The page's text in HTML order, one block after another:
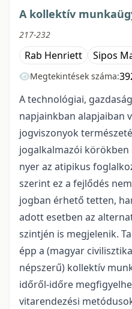
A kollektív
217-232
Rab Henriett Sipos
Megtekintések száma:
A technológiai,
napjainkban alapjaiban
jogviszonyok
jogalkalmazói
nyer az atipikus
szerint ez a fejlődés
jogban érhető tetten,
adott esetben az
szintjén is megjelenik.
épp a (magyar
népszerű) kollektív
időről-időre
vitarendezési